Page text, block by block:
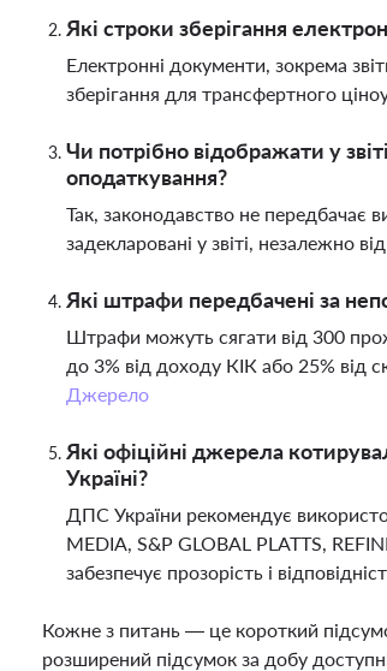
Які строки зберігання
Електронні документи, зокрема
зберігання для трансфертного
Чи потрібно відображати у
оподаткування?
Так, законодавство не передбачає
задекларовані у звіті, незалежно
Які штрафи передбачені за
Штрафи можуть сягати від 300
до 3% від доходу КІК або 25% від
Джерело
Які офіційні джерела
Україні?
ДПС України рекомендує
MEDIA, S&P GLOBAL PLATTS,
забезпечує прозорість і
Кожне з питань — це короткий
розширений підсумок за добу